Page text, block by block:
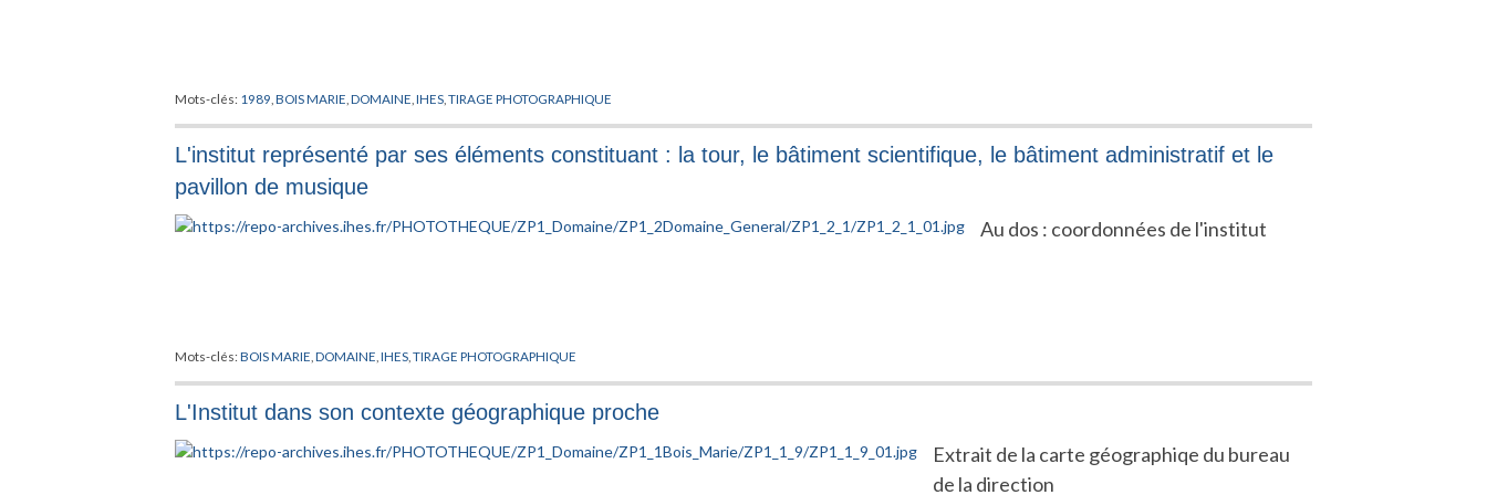
Mots-clés: 1989 ,BOIS MARIE ,DOMAINE ,IHES ,TIRAGE PHOTOGRAPHIQUE
L'institut représenté par ses éléments constituant : la tour, le bâtiment scientifique, le bâtiment administratif et le
pavillon de musique
Au dos : coordonnées de l'institut
Mots-clés:BOIS MARIE ,DOMAINE ,IHES ,TIRAGE PHOTOGRAPHIQUE
L'Institut dans son contexte géographique proche
Extrait de la carte géographiqe du bureau
de la direction